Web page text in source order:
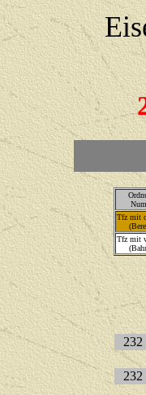
Tfz mit
Tfz mit
232
232